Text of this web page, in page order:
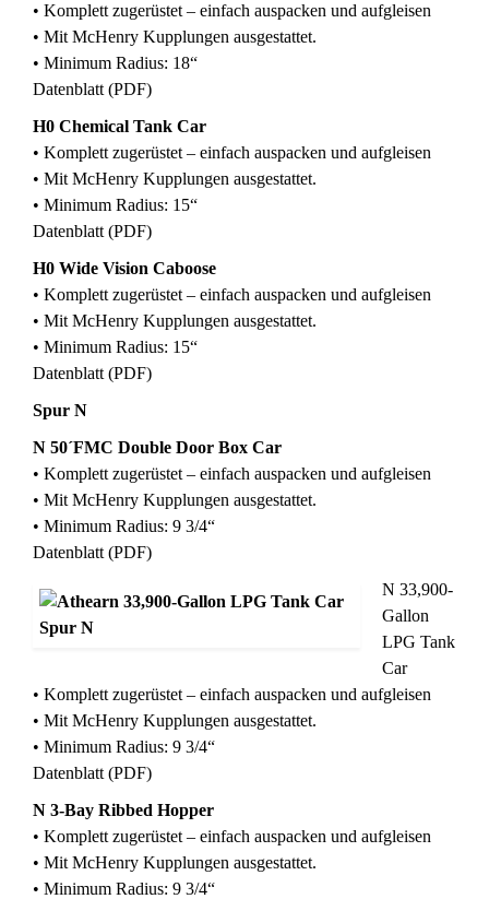
• Komplett zugerüstet – einfach auspacken und aufgleisen
• Mit McHenry Kupplungen ausgestattet.
• Minimum Radius: 18“
Datenblatt (PDF)
H0 Chemical Tank Car
• Komplett zugerüstet – einfach auspacken und aufgleisen
• Mit McHenry Kupplungen ausgestattet.
• Minimum Radius: 15“
Datenblatt (PDF)
H0 Wide Vision Caboose
• Komplett zugerüstet – einfach auspacken und aufgleisen
• Mit McHenry Kupplungen ausgestattet.
• Minimum Radius: 15“
Datenblatt (PDF)
Spur N
N 50´FMC Double Door Box Car
• Komplett zugerüstet – einfach auspacken und aufgleisen
• Mit McHenry Kupplungen ausgestattet.
• Minimum Radius: 9 3/4“
Datenblatt (PDF)
N 33,900-
Gallon
LPG Tank
Car
• Komplett zugerüstet – einfach auspacken und aufgleisen
• Mit McHenry Kupplungen ausgestattet.
• Minimum Radius: 9 3/4“
Datenblatt (PDF)
N 3-Bay Ribbed Hopper
• Komplett zugerüstet – einfach auspacken und aufgleisen
• Mit McHenry Kupplungen ausgestattet.
• Minimum Radius: 9 3/4“